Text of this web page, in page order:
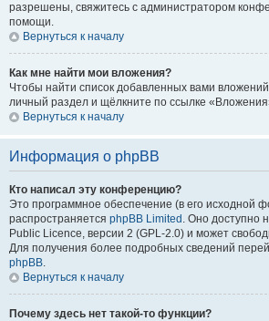
разрешены, свяжитесь с администратором
помощи.
Вернуться к началу
Как мне найти мои вложения?
Чтобы найти список добавленных вами
личный раздел и щёлкните по ссылке
Вернуться к началу
Информация о phpBB
Кто написал эту конференцию?
Это программное обеспечение (в его исходной
распространяется phpBB Limited . Оно доступно
Public Licence, версии 2 (GPL-2.0) и может
Для получения более подробных сведений
phpBB.
Вернуться к началу
Почему здесь нет такой-то функции?